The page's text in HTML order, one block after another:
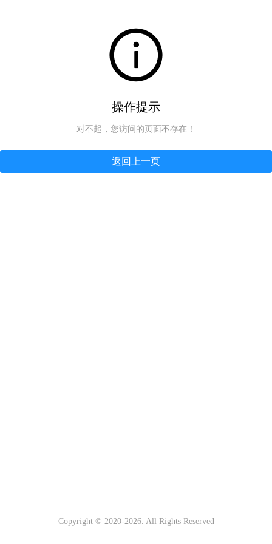
操作提示
对不起，您访问的页面不存在！
返回上一页
Copyright © 2020-2026. All Rights Reserved